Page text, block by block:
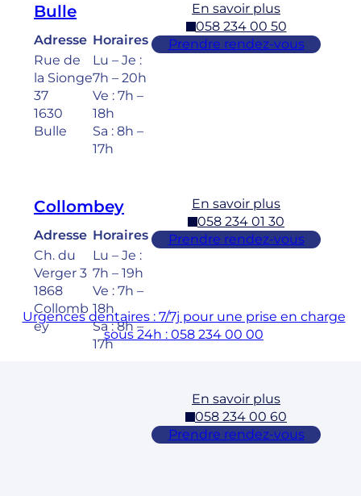
Bulle
Adresse
Rue de
la Sionge
37
1630
Bulle
Horaires
Lu – Je :
7h – 20h
Ve : 7h –
18h
Sa : 8h –
17h
En savoir plus
058 234 00 50
Prendre rendez-vous
Collombey
Adresse
Ch. du
Verger 3
1868
Collomb
ey
Horaires
Lu – Je :
7h – 19h
Ve : 7h –
18h
Sa : 8h –
17h
En savoir plus
058 234 01 30
Prendre rendez-vous
En savoir plus
058 234 00 60
Prendre rendez-vous
Urgences dentaires : 7/7j pour une prise en charge
sous 24h : 058 234 00 00